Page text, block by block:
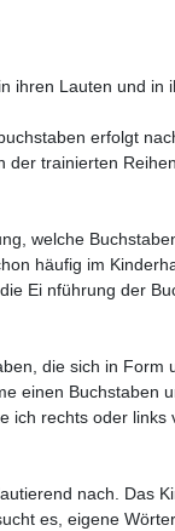
ihren Lauten und in
erfolgt
der trainierten
welche
häufig im
Ei nführung der
die sich in
einen Buchstaben
ich rechts oder
nach. Das
es, eigene